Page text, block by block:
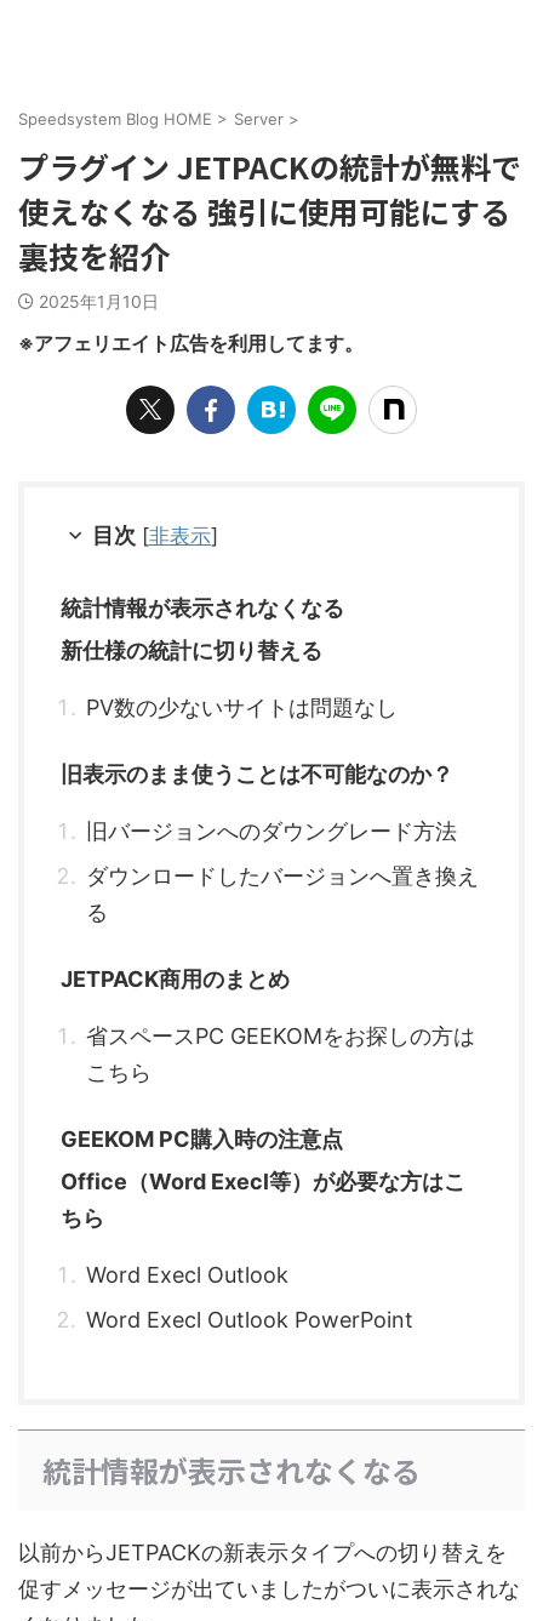
Speedsystem Blog HOME > Server >
プラグイン JETPACKの統計が無料で
使えなくなる 強引に使用可能にする
裏技を紹介
2025年1月10日
※アフェリエイト広告を利用してます。
目次 [非表示]
統計情報が表示されなくなる
新仕様の統計に切り替える
PV数の少ないサイトは問題なし
旧表示のまま使うことは不可能なのか？
旧バージョンへのダウングレード方法
ダウンロードしたバージョンへ置き換え
る
JETPACK商用のまとめ
省スペースPC GEEKOMをお探しの方は
こちら
GEEKOM PC購入時の注意点
Office（Word Execl等）が必要な方はこ
ちら
Word Execl Outlook
Word Execl Outlook PowerPoint
統計情報が表示されなくなる
以前からJETPACKの新表示タイプへの切り替えを
促すメッセージが出ていましたがついに表示されな